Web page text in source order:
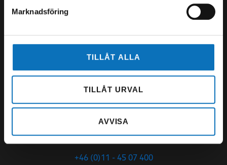
Marknadsföring
TILLÅT ALLA
TILLÅT URVAL
AVVISA
SWEBOLT Norrköping AB
Sommartider V27-34:
Mån-Tor 07.00-14.00
Fredag 07.00-13.00
Öppettider:
+46 (0)11 - 45 07 400